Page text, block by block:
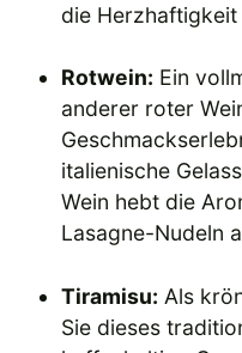
die
Rotwein: Ein
anderer roter
italienische
Wein hebt die
Lasagne-Nudeln
Tiramisu: Als
Sie dieses